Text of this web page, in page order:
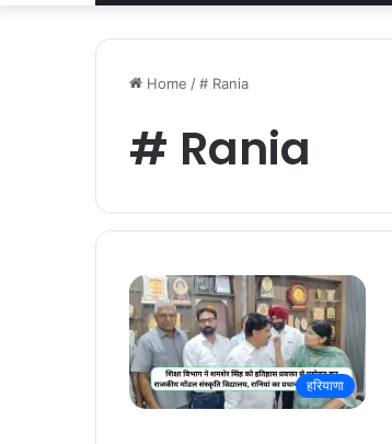
Home /# Rania
# Rania
हरियाणा